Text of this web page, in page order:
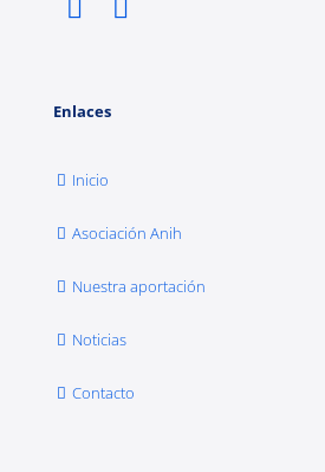
Enlaces
Inicio
Asociación Anih
Nuestra aportación
Noticias
Contacto